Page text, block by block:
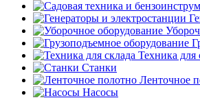
Техника для
Станки
Ленточное
Насосы